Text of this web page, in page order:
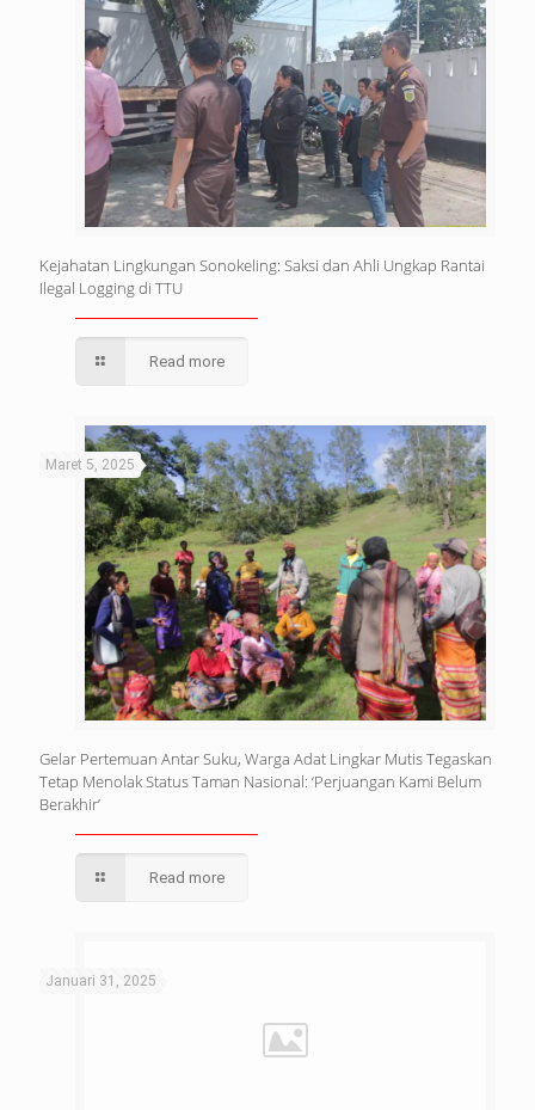
Kejahatan Lingkungan Sonokeling: Saksi dan Ahli Ungkap Rantai
Ilegal Logging di TTU
Read more
Maret 5, 2025
Gelar Pertemuan Antar Suku, Warga Adat Lingkar Mutis Tegaskan
Tetap Menolak Status Taman Nasional: ‘Perjuangan Kami Belum
Berakhir’
Read more
Januari 31, 2025